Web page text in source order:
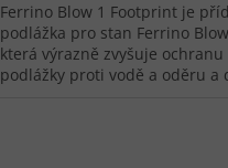
Ferrino Blow 1 Footprint je
podlážka pro stan Ferrino
která výrazně zvyšuje ochranu
podlážky proti vodě a oděru a